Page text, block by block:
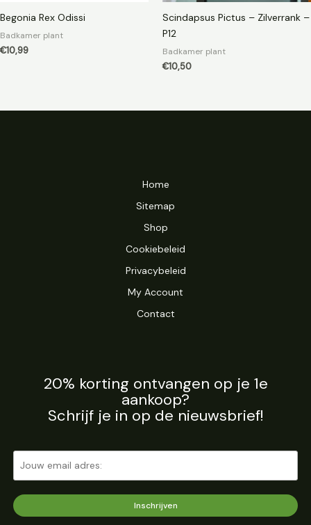
Begonia Rex Odissi
Badkamer plant
€10,99
Scindapsus Pictus – Zilverrank –
P12
Badkamer plant
€10,50
Home
Sitemap
Shop
Cookiebeleid
Privacybeleid
My Account
Contact
20% korting ontvangen op je 1e
aankoop?
Schrijf je in op de nieuwsbrief!
Inschrijven